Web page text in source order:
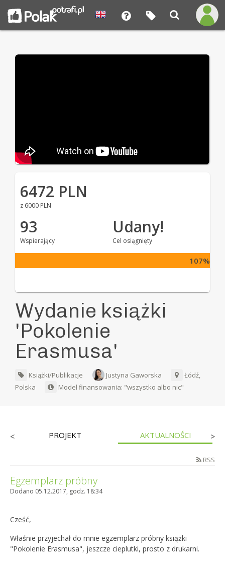
6472 PLN
z 6000 PLN
93
Wspierający
Udany!
Cel osiągnięty
107%
Wydanie książki
'Pokolenie
Erasmusa'
Książki/Publikacje Justyna Gaworska
Łódź,
Polska
Model finansowania: "wszystko albo nic"
< PROJEKT AKTUALNOŚCI >
RSS
Egzemplarz próbny
Dodano 05.12.2017, godz. 18:34
Cześć,
Właśnie przyjechał do mnie egzemplarz próbny książki
"Pokolenie Erasmusa", jeszcze cieplutki, prosto z drukarni.